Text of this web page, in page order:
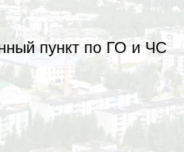
пункт по ГО и ЧС